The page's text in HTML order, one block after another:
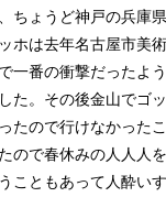
ちょうど神戸の兵庫
ホは去年名古屋市美
一番の衝撃だったよ
た。その後金山でゴ
たので行けなかった
ので春休みの人人人
こともあって人酔い